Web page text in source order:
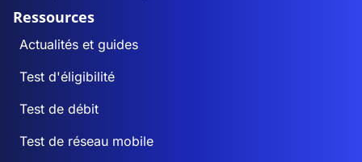
Ressources
Actualités et guides
Test d'éligibilité
Test de débit
Test de réseau mobile